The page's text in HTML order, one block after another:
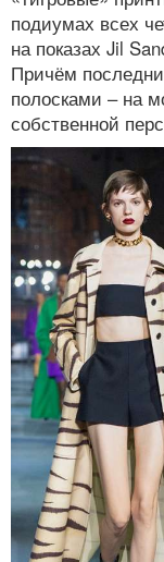
подиумах всех
на показах Jil
Причём
полосками – на
собственной